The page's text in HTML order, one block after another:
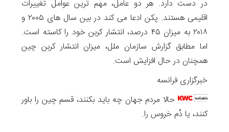
در دست دارد. هر دو عامل، مهم ترین عوامل تغییرات
اقلیمی هستند. پکن ادعا می کند در بین سال های ۲۰۰۵ و
۲۰۱۸ به میزان ۴۵ درصد، انتشار کربن خود را کاسته است.
اما مطابق گزارش سازمان ملل، میزان انتشار کربن چین
همچنان در حال افزایش است.
خبرگزاری فرانسه
حالا مردم جهان چه باید بکنند، قسم چین را باور
کنند، یا دُم خروس را.